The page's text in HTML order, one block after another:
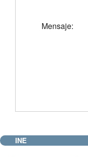
Mensaje:
INE